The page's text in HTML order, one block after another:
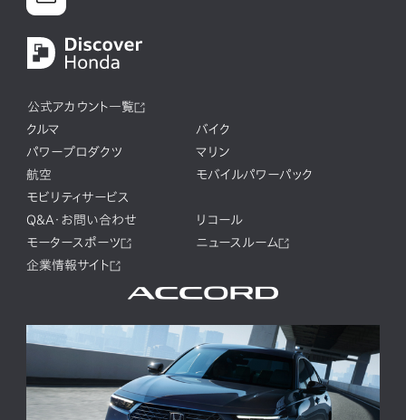
公式アカウント一覧
クルマ
バイク
パワープロダクツ
マリン
航空
モバイルパワーパック
モビリティサービス
Q&A・お問い合わせ
リコール
モータースポーツ
ニュースルーム
企業情報サイト